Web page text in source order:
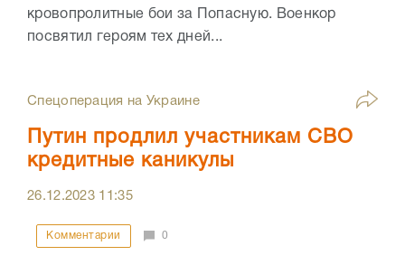
кровопролитные бои за Попасную. Военкор
посвятил героям тех дней...
Спецоперация на Украине
Путин продлил участникам СВО
кредитные каникулы
26.12.2023 11:35
Комментарии 0